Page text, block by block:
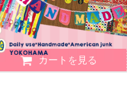
カートを見る